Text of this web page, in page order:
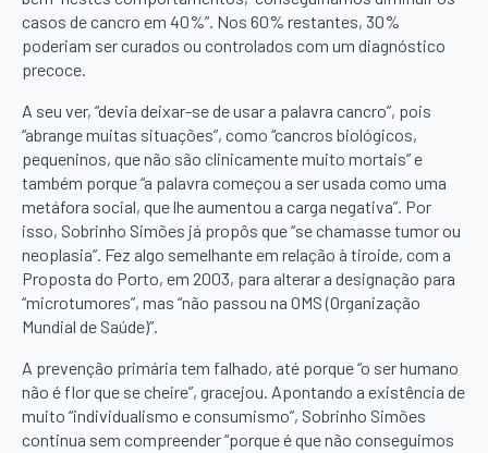
casos de cancro em 40%”. Nos 60% restantes, 30%
poderiam ser curados ou controlados com um diagnóstico
precoce.
A seu ver, “devia deixar-se de usar a palavra cancro”, pois
“abrange muitas situações”, como “cancros biológicos,
pequeninos, que não são clinicamente muito mortais” e
também porque “a palavra começou a ser usada como uma
metáfora social, que lhe aumentou a carga negativa”. Por
isso, Sobrinho Simões já propôs que “se chamasse tumor ou
neoplasia”. Fez algo semelhante em relação à tiroide, com a
Proposta do Porto, em 2003, para alterar a designação para
“microtumores”, mas “não passou na OMS (Organização
Mundial de Saúde)”.
A prevenção primária tem falhado, até porque “o ser humano
não é flor que se cheire”, gracejou. Apontando a existência de
muito “individualismo e consumismo”, Sobrinho Simões
continua sem compreender “porque é que não conseguimos